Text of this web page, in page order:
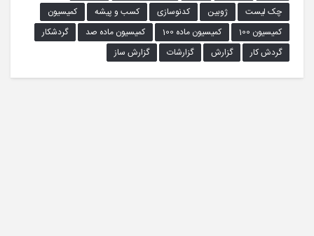
چک لیست
ژوبین کدنوسازی کسب و پیشه
کمیسیون
کمیسیون 100
کمیسیون ماده 100 کمیسیون ماده صد
گردشکار
گردش کار
گزارش گزارشات گزارش ساز